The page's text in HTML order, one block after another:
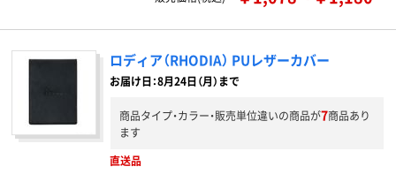
ロディア（RHODIA） PUレザーカバー
お届け日：8月24日（月）まで
商品タイプ・カラー・販売単位違いの商品が7商品あり
ます
直送品